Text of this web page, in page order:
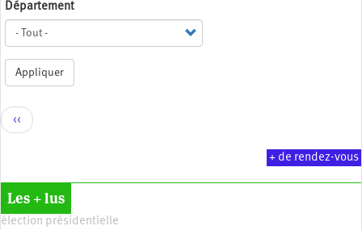
Département
Appliquer
Pagination
Page
précédente
‹‹
+ de rendez-vous
Les + lus
élection présidentielle